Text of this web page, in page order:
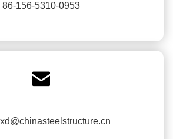
86-156-5310-0953
